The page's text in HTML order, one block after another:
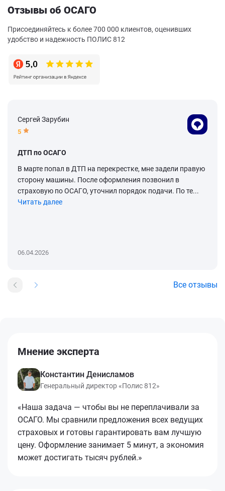
Отзывы об ОСАГО
Присоединяйтесь к более 700 000 клиентов, оценивших
удобство и надежность ПОЛИС 812
Сергей Зарубин
5
ДТП по ОСАГО
В марте попал в ДТП на перекрестке, мне задели правую
сторону машины. После оформления позвонил в
страховую по ОСАГО, уточнил порядок подачи. По те...
Читать далее
06.04.2026
Все отзывы
Мнение эксперта
Константин Денисламов
Генеральный директор «Полис 812»
«Наша задача — чтобы вы не переплачивали за
ОСАГО. Мы сравнили предложения всех ведущих
страховых и готовы гарантировать вам лучшую
цену. Оформление занимает 5 минут, а экономия
может достигать тысяч рублей.»